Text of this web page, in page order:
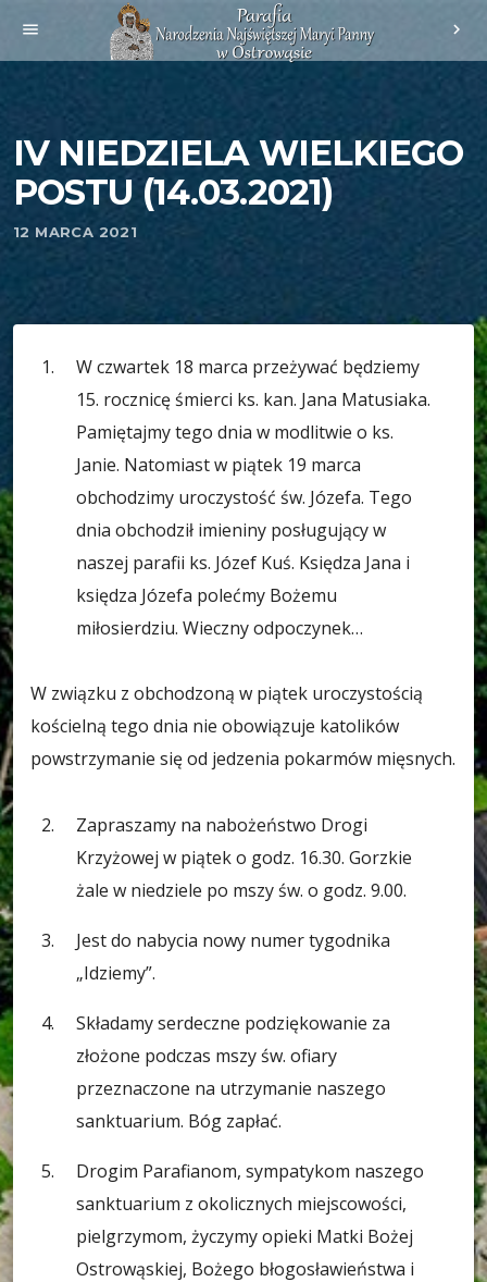
menu chevron_right
IV NIEDZIELA WIELKIEGO
POSTU (14.03.2021)
12 MARCA 2021
W czwartek 18 marca przeżywać będziemy
15. rocznicę śmierci ks. kan. Jana Matusiaka.
Pamiętajmy tego dnia w modlitwie o ks.
Janie. Natomiast w piątek 19 marca
obchodzimy uroczystość św. Józefa. Tego
dnia obchodził imieniny posługujący w
naszej parafii ks. Józef Kuś. Księdza Jana i
księdza Józefa polećmy Bożemu
miłosierdziu. Wieczny odpoczynek…
W związku z obchodzoną w piątek uroczystością
kościelną tego dnia nie obowiązuje katolików
powstrzymanie się od jedzenia pokarmów mięsnych.
Zapraszamy na nabożeństwo Drogi
Krzyżowej w piątek o godz. 16.30. Gorzkie
żale w niedziele po mszy św. o godz. 9.00.
Jest do nabycia nowy numer tygodnika
„Idziemy”.
Składamy serdeczne podziękowanie za
złożone podczas mszy św. ofiary
przeznaczone na utrzymanie naszego
sanktuarium. Bóg zapłać.
Drogim Parafianom, sympatykom naszego
sanktuarium z okolicznych miejscowości,
pielgrzymom, życzymy opieki Matki Bożej
Ostrowąskiej, Bożego błogosławieństwa i